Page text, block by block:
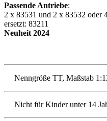
Passende Antriebe:
2 x 83531 und 2 x 83532 oder
ersetzt: 83211
Neuheit 2024
Nenngröße TT, Maßstab
Nicht für Kinder unter 14